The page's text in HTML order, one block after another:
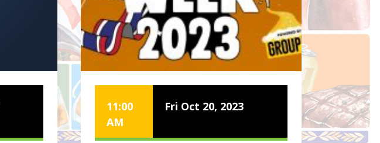
11:00
AM
Fri Oct 20, 2023